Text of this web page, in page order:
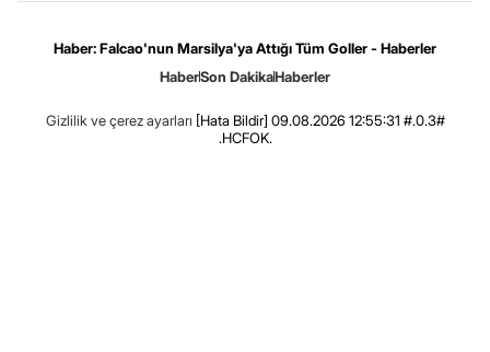
Haber: Falcao'nun Marsilya'ya Attığı Tüm Goller - Haberler
HaberSon DakikaHaberler
Gizlilik ve çerez ayarları [Hata Bildir] 09.08.2026 12:55:31 #.0.3#
.HCFOK.